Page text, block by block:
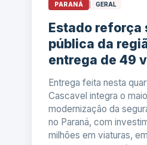
PARANÁ GERAL
Estado reforça
pública da
entrega de 49
Entrega feita nesta
Cascavel integra o
modernização da
no Paraná, com
milhões em viaturas,